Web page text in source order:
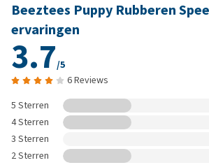
Beeztees Puppy Rubberen
ervaringen
3.7/5
6 Reviews
5 Sterren
4 Sterren
3 Sterren
2 Sterren